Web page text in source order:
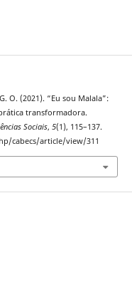
O. (2021). “Eu sou Malala”:
transformadora.
Sociais, 5(1), 115–137.
cabecs/article/view/311